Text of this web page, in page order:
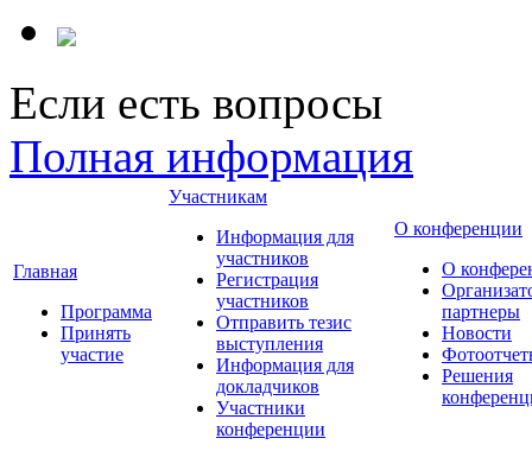
Если есть вопросы
Полная информация
Главная
Программа
Принять
участие
Участникам
Информация для
участников
Регистрация
участников
Отправить тезис
выступления
Информация для
докладчиков
Участники
конференции
О конференции
О
партнеры
Новости
Решения